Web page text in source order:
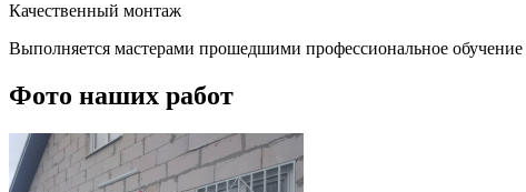
Качественный монтаж
Выполняется мастерами прошедшими профессиональное
Фото наших работ